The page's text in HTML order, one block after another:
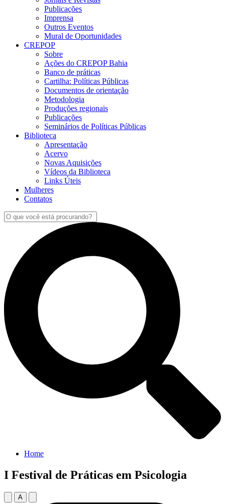
Publicações
Imprensa
Outros Eventos
Mural de Oportunidades
CREPOP
Sobre
Ações do CREPOP Bahia
Banco de práticas
Cartilha: Políticas Públicas
Documentos de orientação
Metodologia
Produções regionais
Publicações
Seminários de Políticas Públicas
Biblioteca
Apresentação
Acervo
Novas Aquisições
Vídeos da Biblioteca
Links Úteis
Mulheres
Contatos
Home
I Festival de Práticas em Psicologia
A